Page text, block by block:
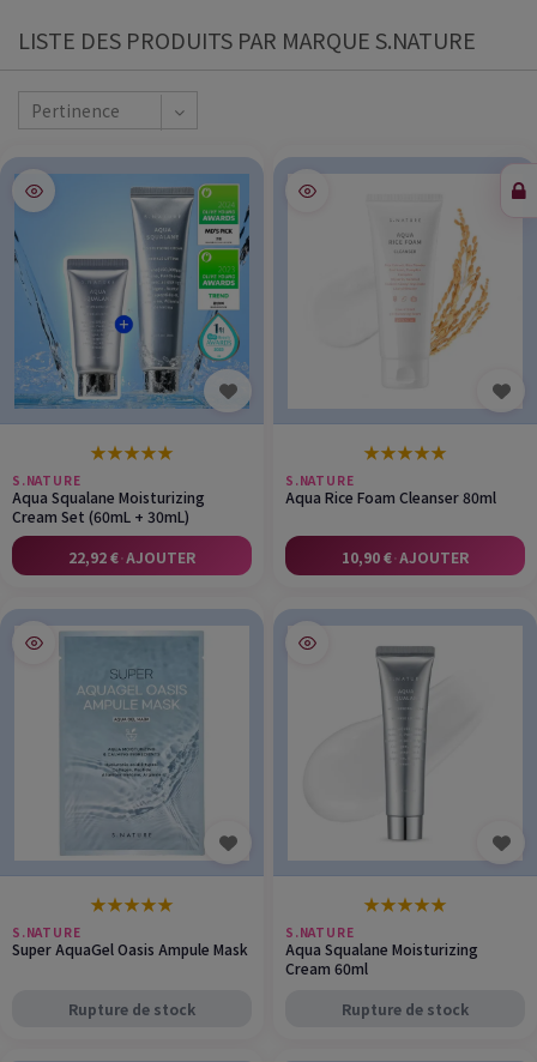
LISTE DES PRODUITS PAR MARQUE S.NATURE
Pertinence
★★★★★
S.NATURE
Aqua Squalane Moisturizing
Cream Set (60mL + 30mL)
22,92 €·AJOUTER
★★★★★
S.NATURE
Aqua Rice Foam Cleanser 80ml
10,90 €·AJOUTER
★★★★★
S.NATURE
Super AquaGel Oasis Ampule Mask
Rupture de stock
★★★★★
S.NATURE
Aqua Squalane Moisturizing
Cream 60ml
Rupture de stock